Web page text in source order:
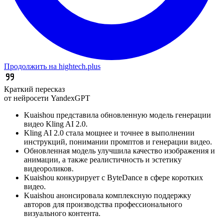
Продолжить на hightech.plus
Краткий пересказ
от нейросети YandexGPT
Kuaishou представила обновленную модель генерации
видео Kling AI 2.0.
Kling AI 2.0 стала мощнее и точнее в выполнении
инструкций, понимании промптов и генерации видео.
Обновленная модель улучшила качество изображения и
анимации, а также реалистичность и эстетику
видеороликов.
Kuaishou конкурирует с ByteDance в сфере коротких
видео.
Kuaishou анонсировала комплексную поддержку
авторов для производства профессионального
визуального контента.